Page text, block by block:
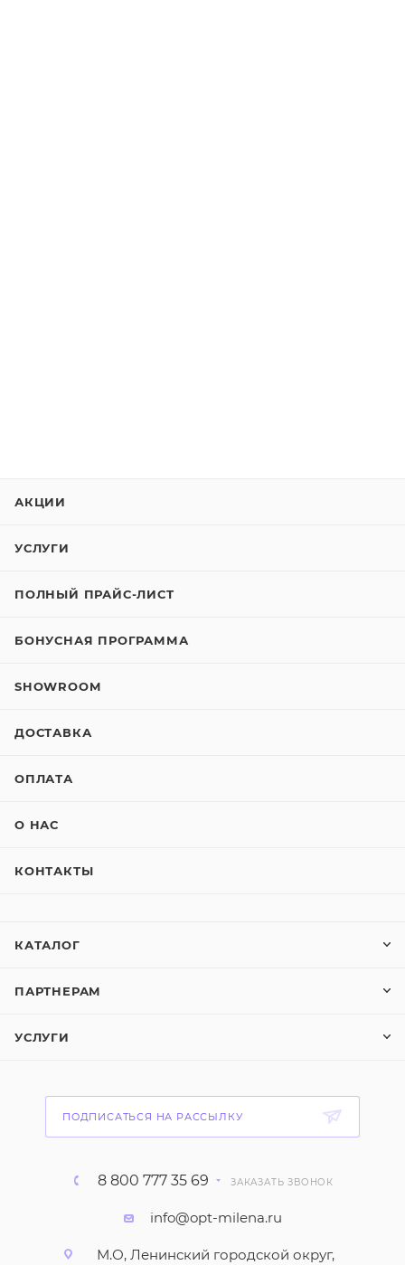
АКЦИИ
УСЛУГИ
ПОЛНЫЙ ПРАЙС-ЛИСТ
БОНУСНАЯ ПРОГРАММА
SHOWROOM
ДОСТАВКА
ОПЛАТА
О НАС
КОНТАКТЫ
КАТАЛОГ
ПАРТНЕРАМ
УСЛУГИ
ПОДПИСАТЬСЯ НА РАССЫЛКУ
8 800 777 35 69 ЗАКАЗАТЬ ЗВОНОК
info@opt-milena.ru
М.О, Ленинский городской округ,